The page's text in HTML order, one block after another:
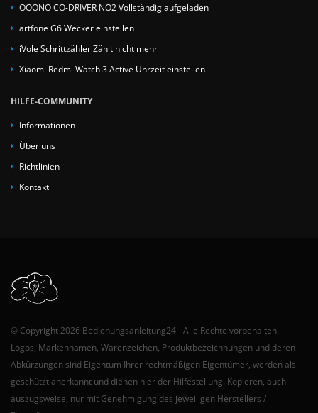
OOONO CO-DRIVER NO2 Vollständig aufgeladen
artfone G6 Wecker einstellen
iVole Schrittzähler Zählt nicht mehr
Xiaomi Redmi Watch 3 Active Uhrzeit einstellen
HILFE-COMMUNITY
Informationen
Über uns
Richtlinien
Kontakt
© Copyright 2026 Bedienungsanleitung24 - Alle Rechte vorbehalten.
Logos, Markennamen, Warenzeichen, Produktbezeichnungen und deren
Abkürzungen sind Eigentum Ihrer rechtmäßigen Eigentümer, werden als
geschützt anerkannt und dienen hier der Hilfestellung. Kopieren, auch
auszugsweise, nur mit Genehmigung des jeweiligen Herstellers /